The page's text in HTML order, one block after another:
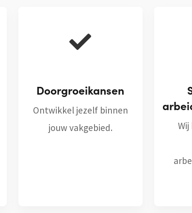
Doorgroeikansen
Ontwikkel jezelf binnen
jouw vakgebied.